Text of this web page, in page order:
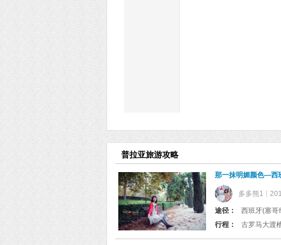
普拉亚旅游攻略
那一抹明媚颜色—西
多多熊1
途径：
西班牙(塞
行程：